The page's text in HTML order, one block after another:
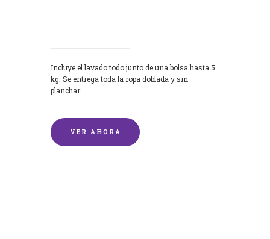
Incluye el lavado todo junto de una bolsa hasta 5
kg. Se entrega toda la ropa doblada y sin
planchar.
VER AHORA